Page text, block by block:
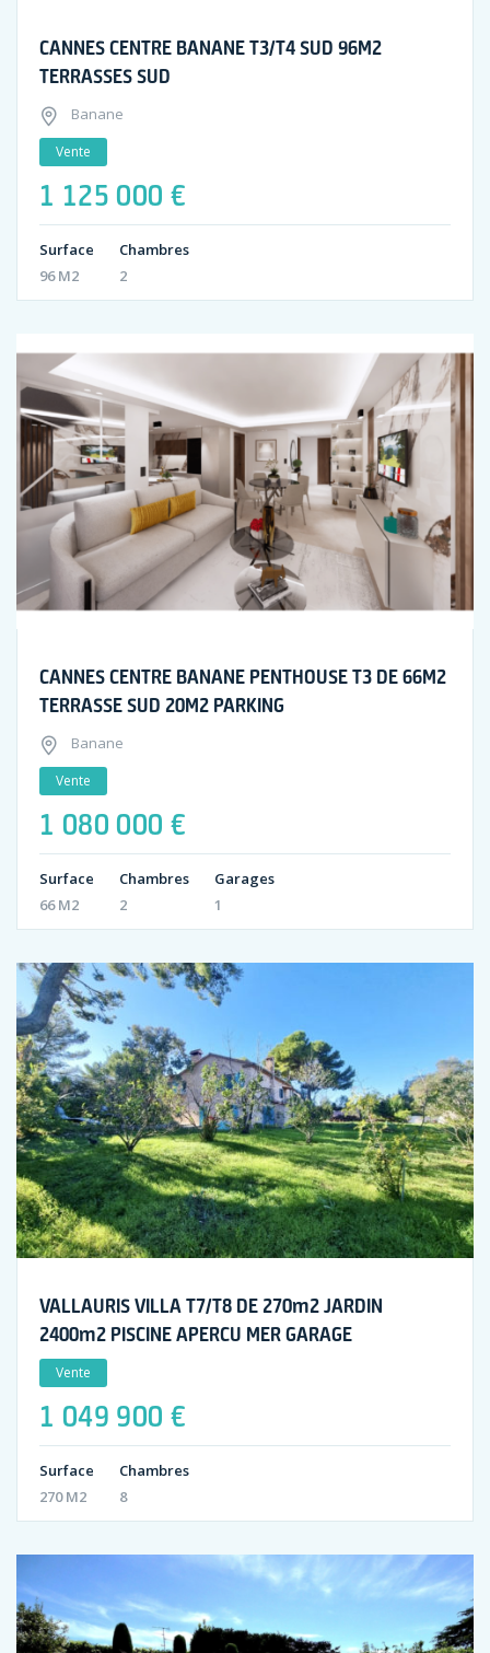
CANNES CENTRE BANANE T3/T4 SUD 96M2
TERRASSES SUD
Banane
Vente
1 125 000 €
Surface
96 M2
Chambres
2
CANNES CENTRE BANANE PENTHOUSE T3 DE 66M2
TERRASSE SUD 20M2 PARKING
Banane
Vente
1 080 000 €
Surface
66 M2
Chambres
2
Garages
1
VALLAURIS VILLA T7/T8 DE 270m2 JARDIN
2400m2 PISCINE APERCU MER GARAGE
Vente
1 049 900 €
Surface
270 M2
Chambres
8